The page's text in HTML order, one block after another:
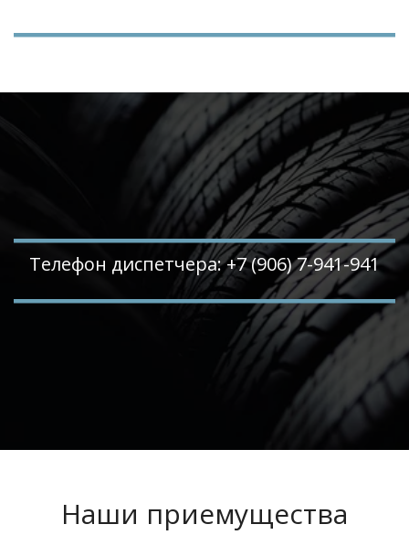
Телефон диспетчера: +7 (906) 7-941-941
Наши приемущества